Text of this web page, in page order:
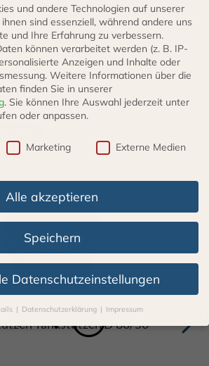
DIN 7604 Form A
M 30 x 1,5 mm
Tankstutzen D 80/50
und andere Technologien auf unserer
sind essenziell, während andere uns
und Ihre Erfahrung zu verbessern.
können verarbeitet werden (z. B. IP-
Anzeigen und Inhalte oder
Weitere Informationen über die
finden Sie in unserer
. Sie können Ihre Auswahl jederzeit unter
oder anpassen.
Marketing Externe Medien
Alle akzeptieren
Speichern
Datenschutzeinstellungen
Datenschutzerklärung Impressum